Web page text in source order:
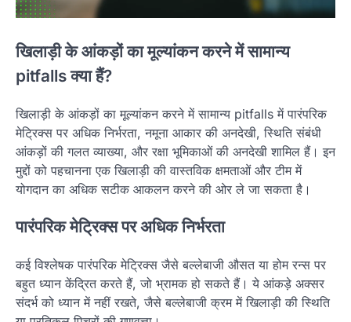
खिलाड़ी के आंकड़ों का मूल्यांकन करने में सामान्य
pitfalls क्या हैं?
खिलाड़ी के आंकड़ों का मूल्यांकन करने में सामान्य pitfalls में पारंपरिक
मेट्रिक्स पर अधिक निर्भरता, नमूना आकार की अनदेखी, स्थिति संबंधी
आंकड़ों की गलत व्याख्या, और रक्षा भूमिकाओं की अनदेखी शामिल हैं। इन
मुद्दों को पहचानना एक खिलाड़ी की वास्तविक क्षमताओं और टीम में
योगदान का अधिक सटीक आकलन करने की ओर ले जा सकता है।
पारंपरिक मेट्रिक्स पर अधिक निर्भरता
कई विश्लेषक पारंपरिक मेट्रिक्स जैसे बल्लेबाजी औसत या होम रन्स पर
बहुत ध्यान केंद्रित करते हैं, जो भ्रामक हो सकते हैं। ये आंकड़े अक्सर
संदर्भ को ध्यान में नहीं रखते, जैसे बल्लेबाजी क्रम में खिलाड़ी की स्थिति